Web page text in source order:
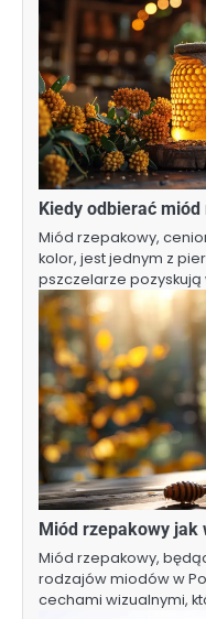
Kiedy odbierać
Miód rzepakowy,
kolor, jest jednym z
pszczelarze pozyskują
Miód rzepakowy jak
Miód rzepakowy,
rodzajów miodów w
cechami wizualnymi,